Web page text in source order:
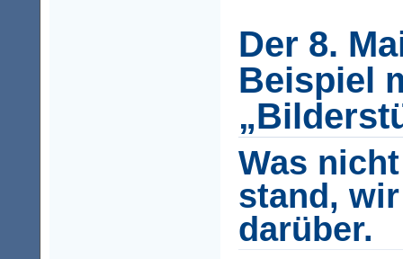
Der 8.
Beispiel
Was
stand,
darüber.